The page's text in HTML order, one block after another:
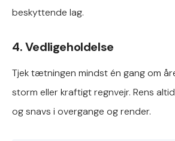
beskyttende lag.
4. Vedligeholdelse
Tjek tætningen mindst én gang om
storm eller kraftigt regnvejr. Rens
og snavs i overgange og render.